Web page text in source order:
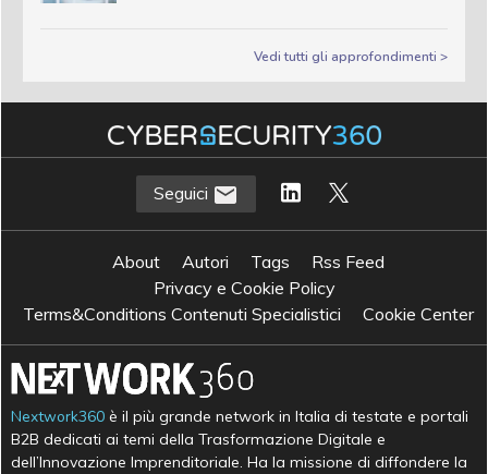
Vedi tutti gli approfondimenti >
Seguici
About Autori Tags
Rss Feed
Privacy e Cookie Policy
Terms&Conditions Contenuti Specialistici
Cookie Center
Nextwork360 è il più grande network in Italia di testate e portali
B2B dedicati ai temi della Trasformazione Digitale e
dell’Innovazione Imprenditoriale. Ha la missione di diffondere la